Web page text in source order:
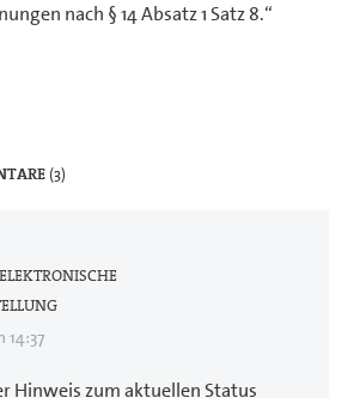
nach § 14 Absatz 1 Satz 8.“
(3)
14:37
Hinweis zum aktuellen Status